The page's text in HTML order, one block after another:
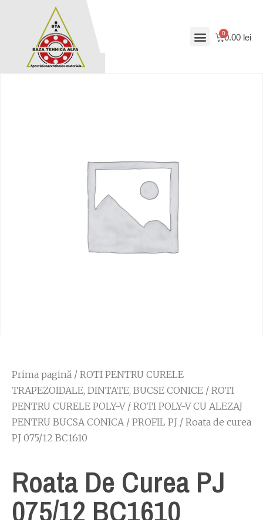
0.00 lei
Prima pagină / ROTI PENTRU CURELE
TRAPEZOIDALE, DINTATE, BUCSE CONICE / ROTI
PENTRU CURELE POLY-V/ ROTI POLY-V CU ALEZAJ
PENTRU BUCSA CONICA/ PROFIL PJ / Roata de curea
PJ 075/12 BC1610
Roata De Curea PJ
075/12 BC1610